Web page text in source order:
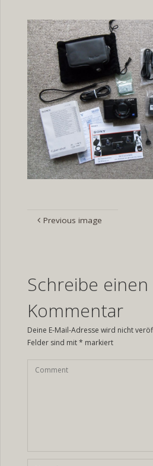
Previous image
Schreibe einen
Kommentar
Deine E-Mail-Adresse wird nicht
Felder sind mit* markiert